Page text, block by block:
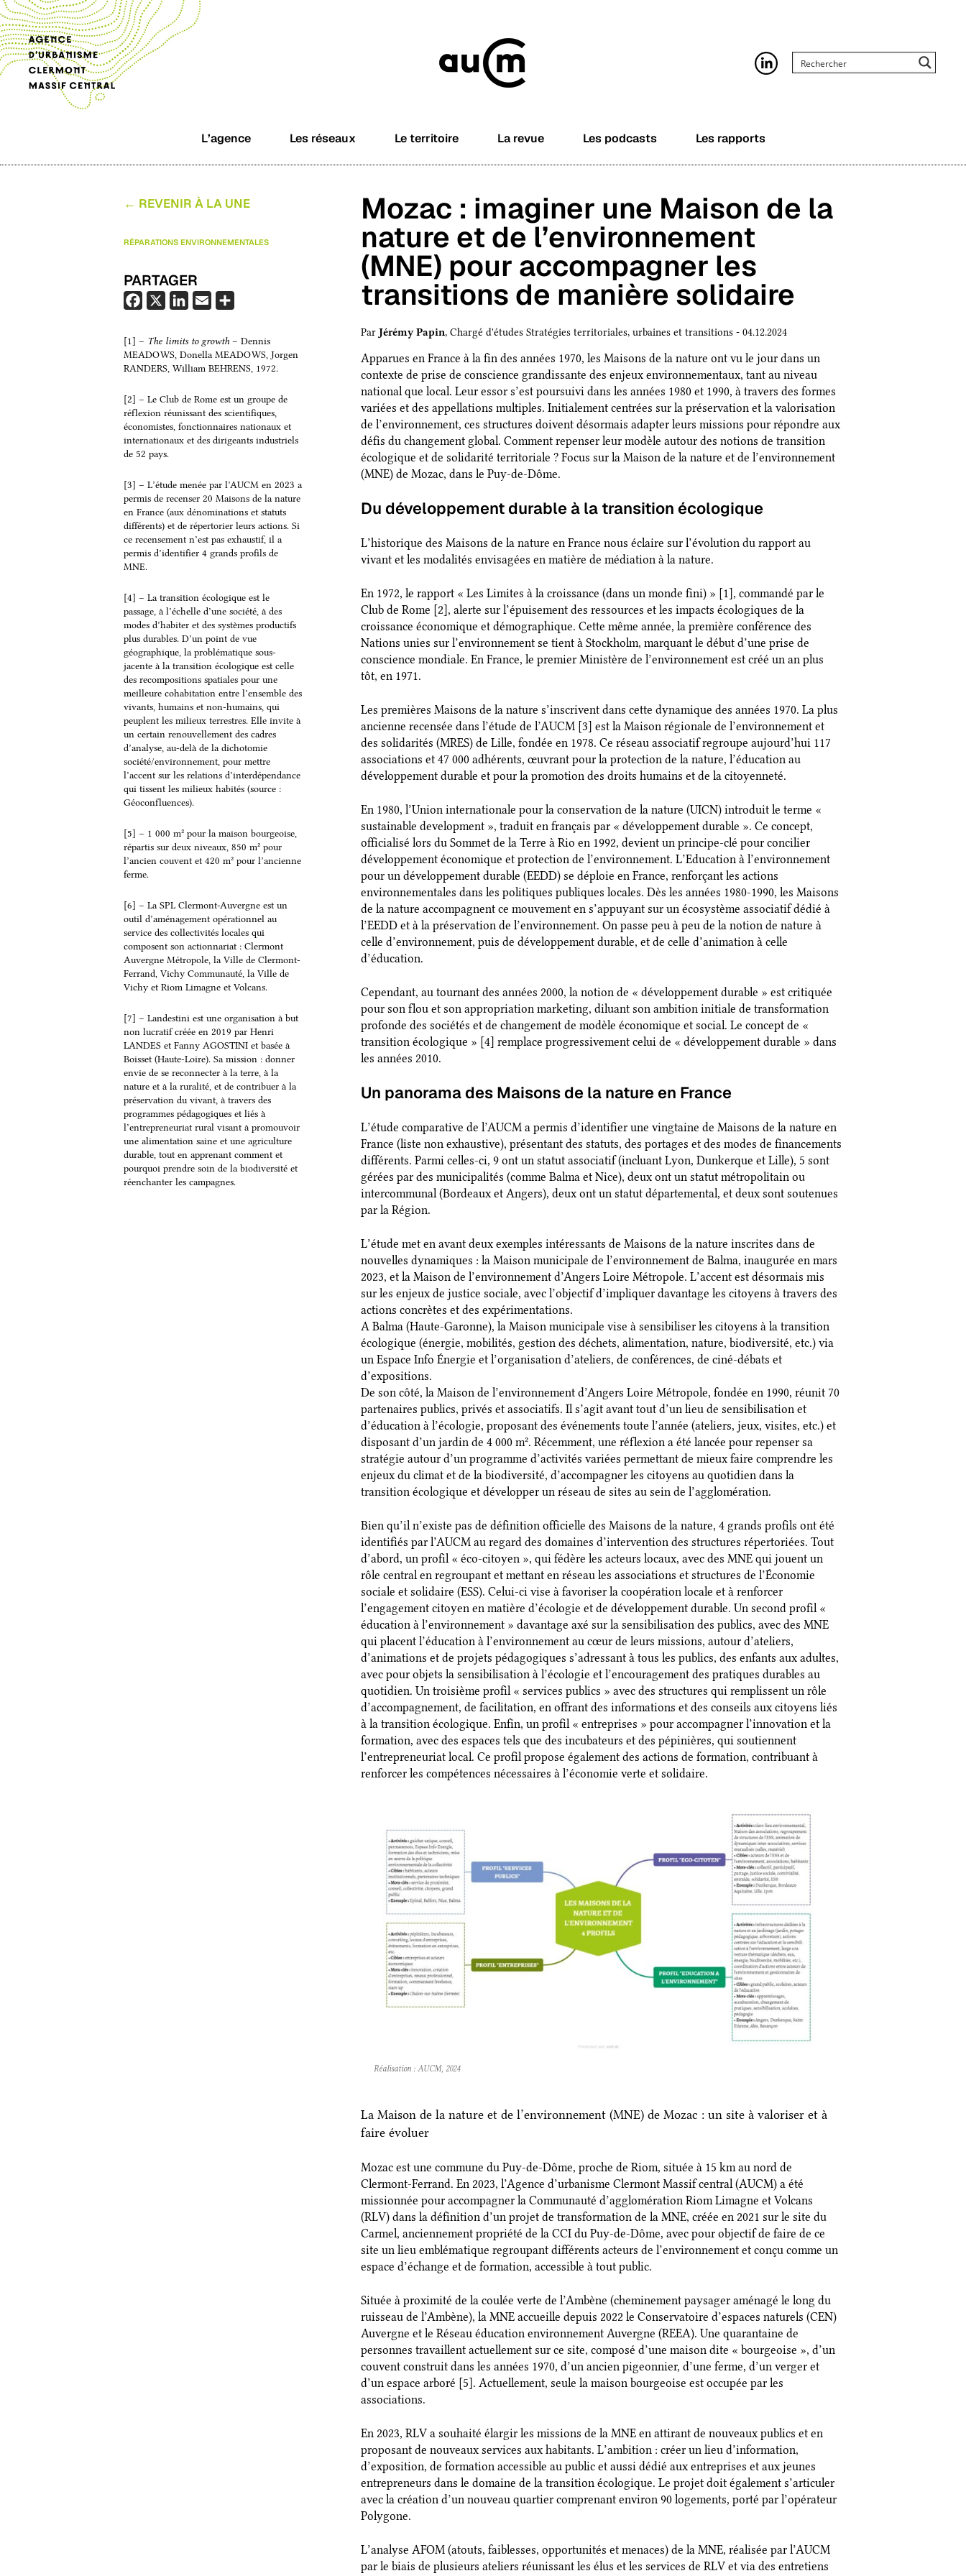
L’agence Les réseaux Le territoire La revue Les podcasts Les rapports
← REVENIR À LA UNE
RÉPARATIONS ENVIRONNEMENTALES
PARTAGER
e
b
o
o
k
X
n
k
e
I
n
a
i
l
t
a
e
r
[1] – The limits to growth– Dennis
MEADOWS, Donella MEADOWS, Jorgen
RANDERS, William BEHRENS, 1972.
[2] – Le Club de Rome est un groupe de
réflexion réunissant des scientifiques,
économistes, fonctionnaires nationaux et
internationaux et des dirigeants industriels
de 52 pays.
[3] – L’étude menée par l’AUCM en 2023 a
permis de recenser 20 Maisons de la nature
en France (aux dénominations et statuts
différents) et de répertorier leurs actions. Si
ce recensement n’est pas exhaustif, il a
permis d’identifier 4 grands profils de
MNE.
[4] – La transition écologique est le
passage, à l’échelle d’une société, à des
modes d’habiter et des systèmes productifs
plus durables. D’un point de vue
géographique, la problématique sous-
jacente à la transition écologique est celle
des recompositions spatiales pour une
meilleure cohabitation entre l’ensemble des
vivants, humains et non-humains, qui
peuplent les milieux terrestres. Elle invite à
un certain renouvellement des cadres
d’analyse, au-delà de la dichotomie
société/environnement, pour mettre
l’accent sur les relations d’interdépendance
qui tissent les milieux habités (source :
Géoconfluences).
[5] – 1 000 m² pour la maison bourgeoise,
répartis sur deux niveaux, 850 m² pour
l’ancien couvent et 420 m² pour l’ancienne
ferme.
[6] – La SPL Clermont-Auvergne est un
outil d’aménagement opérationnel au
service des collectivités locales qui
composent son actionnariat : Clermont
Auvergne Métropole, la Ville de Clermont-
Ferrand, Vichy Communauté, la Ville de
Vichy et Riom Limagne et Volcans.
[7] – Landestini est une organisation à but
non lucratif créée en 2019 par Henri
LANDES et Fanny AGOSTINI et basée à
Boisset (Haute-Loire). Sa mission : donner
envie de se reconnecter à la terre, à la
nature et à la ruralité, et de contribuer à la
préservation du vivant, à travers des
programmes pédagogiques et liés à
l’entrepreneuriat rural visant à promouvoir
une alimentation saine et une agriculture
durable, tout en apprenant comment et
pourquoi prendre soin de la biodiversité et
réenchanter les campagnes.
Mozac : imaginer une Maison de la
nature et de l’environnement
(MNE) pour accompagner les
transitions de manière solidaire
Par Jérémy Papin, Chargé d'études Stratégies territoriales, urbaines et transitions - 04.12.2024
Apparues en France à la fin des années 1970, les Maisons de la nature ont vu le jour dans un
contexte de prise de conscience grandissante des enjeux environnementaux, tant au niveau
national que local. Leur essor s’est poursuivi dans les années 1980 et 1990, à travers des formes
variées et des appellations multiples. Initialement centrées sur la préservation et la valorisation
de l’environnement, ces structures doivent désormais adapter leurs missions pour répondre aux
défis du changement global. Comment repenser leur modèle autour des notions de transition
écologique et de solidarité territoriale ? Focus sur la Maison de la nature et de l’environnement
(MNE) de Mozac, dans le Puy-de-Dôme.
Du développement durable à la transition écologique
L’historique des Maisons de la nature en France nous éclaire sur l’évolution du rapport au
vivant et les modalités envisagées en matière de médiation à la nature.
En 1972, le rapport « Les Limites à la croissance (dans un monde fini) » [1], commandé par le
Club de Rome [2], alerte sur l’épuisement des ressources et les impacts écologiques de la
croissance économique et démographique. Cette même année, la première conférence des
Nations unies sur l’environnement se tient à Stockholm, marquant le début d’une prise de
conscience mondiale. En France, le premier Ministère de l’environnement est créé un an plus
tôt, en 1971.
Les premières Maisons de la nature s’inscrivent dans cette dynamique des années 1970. La plus
ancienne recensée dans l’étude de l’AUCM [3] est la Maison régionale de l’environnement et
des solidarités (MRES) de Lille, fondée en 1978. Ce réseau associatif regroupe aujourd’hui 117
associations et 47 000 adhérents, œuvrant pour la protection de la nature, l’éducation au
développement durable et pour la promotion des droits humains et de la citoyenneté.
En 1980, l’Union internationale pour la conservation de la nature (UICN) introduit le terme «
sustainable development », traduit en français par « développement durable ». Ce concept,
officialisé lors du Sommet de la Terre à Rio en 1992, devient un principe-clé pour concilier
développement économique et protection de l’environnement. L’Education à l’environnement
pour un développement durable (EEDD) se déploie en France, renforçant les actions
environnementales dans les politiques publiques locales. Dès les années 1980-1990, les Maisons
de la nature accompagnent ce mouvement en s’appuyant sur un écosystème associatif dédié à
l’EEDD et à la préservation de l’environnement. On passe peu à peu de la notion de nature à
celle d’environnement, puis de développement durable, et de celle d’animation à celle
d’éducation.
Cependant, au tournant des années 2000, la notion de « développement durable » est critiquée
pour son flou et son appropriation marketing, diluant son ambition initiale de transformation
profonde des sociétés et de changement de modèle économique et social. Le concept de «
transition écologique » [4] remplace progressivement celui de « développement durable » dans
les années 2010.
Un panorama des Maisons de la nature en France
L’étude comparative de l’AUCM a permis d’identifier une vingtaine de Maisons de la nature en
France (liste non exhaustive), présentant des statuts, des portages et des modes de financements
différents. Parmi celles-ci, 9 ont un statut associatif (incluant Lyon, Dunkerque et Lille), 5 sont
gérées par des municipalités (comme Balma et Nice), deux ont un statut métropolitain ou
intercommunal (Bordeaux et Angers), deux ont un statut départemental, et deux sont soutenues
par la Région.
L’étude met en avant deux exemples intéressants de Maisons de la nature inscrites dans de
nouvelles dynamiques : la Maison municipale de l’environnement de Balma, inaugurée en mars
2023, et la Maison de l’environnement d’Angers Loire Métropole. L’accent est désormais mis
sur les enjeux de justice sociale, avec l’objectif d’impliquer davantage les citoyens à travers des
actions concrètes et des expérimentations.
A Balma (Haute-Garonne), la Maison municipale vise à sensibiliser les citoyens à la transition
écologique (énergie, mobilités, gestion des déchets, alimentation, nature, biodiversité, etc.) via
un Espace Info Énergie et l’organisation d’ateliers, de conférences, de ciné-débats et
d’expositions.
De son côté, la Maison de l’environnement d’Angers Loire Métropole, fondée en 1990, réunit 70
partenaires publics, privés et associatifs. Il s’agit avant tout d’un lieu de sensibilisation et
d’éducation à l’écologie, proposant des événements toute l’année (ateliers, jeux, visites, etc.) et
disposant d’un jardin de 4 000 m². Récemment, une réflexion a été lancée pour repenser sa
stratégie autour d’un programme d’activités variées permettant de mieux faire comprendre les
enjeux du climat et de la biodiversité, d’accompagner les citoyens au quotidien dans la
transition écologique et développer un réseau de sites au sein de l’agglomération.
Bien qu’il n’existe pas de définition officielle des Maisons de la nature, 4 grands profils ont été
identifiés par l’AUCM au regard des domaines d’intervention des structures répertoriées. Tout
d’abord, un profil « éco-citoyen », qui fédère les acteurs locaux, avec des MNE qui jouent un
rôle central en regroupant et mettant en réseau les associations et structures de l’Économie
sociale et solidaire (ESS). Celui-ci vise à favoriser la coopération locale et à renforcer
l’engagement citoyen en matière d’écologie et de développement durable. Un second profil «
éducation à l’environnement » davantage axé sur la sensibilisation des publics, avec des MNE
qui placent l’éducation à l’environnement au cœur de leurs missions, autour d’ateliers,
d’animations et de projets pédagogiques s’adressant à tous les publics, des enfants aux adultes,
avec pour objets la sensibilisation à l’écologie et l’encouragement des pratiques durables au
quotidien. Un troisième profil « services publics » avec des structures qui remplissent un rôle
d’accompagnement, de facilitation, en offrant des informations et des conseils aux citoyens liés
à la transition écologique. Enfin, un profil « entreprises » pour accompagner l’innovation et la
formation, avec des espaces tels que des incubateurs et des pépinières, qui soutiennent
l’entrepreneuriat local. Ce profil propose également des actions de formation, contribuant à
renforcer les compétences nécessaires à l’économie verte et solidaire.
Réalisation : AUCM, 2024
La Maison de la nature et de l’environnement (MNE) de Mozac : un site à valoriser et à
faire évoluer
Mozac est une commune du Puy-de-Dôme, proche de Riom, située à 15 km au nord de
Clermont-Ferrand. En 2023, l’Agence d’urbanisme Clermont Massif central (AUCM) a été
missionnée pour accompagner la Communauté d’agglomération Riom Limagne et Volcans
(RLV) dans la définition d’un projet de transformation de la MNE, créée en 2021 sur le site du
Carmel, anciennement propriété de la CCI du Puy-de-Dôme, avec pour objectif de faire de ce
site un lieu emblématique regroupant différents acteurs de l’environnement et conçu comme un
espace d’échange et de formation, accessible à tout public.
Située à proximité de la coulée verte de l’Ambène (cheminement paysager aménagé le long du
ruisseau de l’Ambène), la MNE accueille depuis 2022 le Conservatoire d’espaces naturels (CEN)
Auvergne et le Réseau éducation environnement Auvergne (REEA). Une quarantaine de
personnes travaillent actuellement sur ce site, composé d’une maison dite « bourgeoise », d’un
couvent construit dans les années 1970, d’un ancien pigeonnier, d’une ferme, d’un verger et
d’un espace arboré [5]. Actuellement, seule la maison bourgeoise est occupée par les
associations.
En 2023, RLV a souhaité élargir les missions de la MNE en attirant de nouveaux publics et en
proposant de nouveaux services aux habitants. L’ambition : créer un lieu d’information,
d’exposition, de formation accessible au public et aussi dédié aux entreprises et aux jeunes
entrepreneurs dans le domaine de la transition écologique. Le projet doit également s’articuler
avec la création d’un nouveau quartier comprenant environ 90 logements, porté par l’opérateur
Polygone.
L’analyse AFOM (atouts, faiblesses, opportunités et menaces) de la MNE, réalisée par l’AUCM
par le biais de plusieurs ateliers réunissant les élus et les services de RLV et via des entretiens